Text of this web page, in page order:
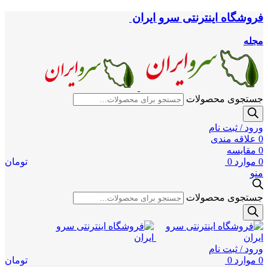
فروشگاه اینترنتی سرو ایران
مجله
جستجوی محصولات
ورود / ثبت نام
0 علاقه مندی
0 مقایسه
0 موارد 0
تومان
منو
جستجوی محصولات
ورود / ثبت نام
0 موارد 0 تومان